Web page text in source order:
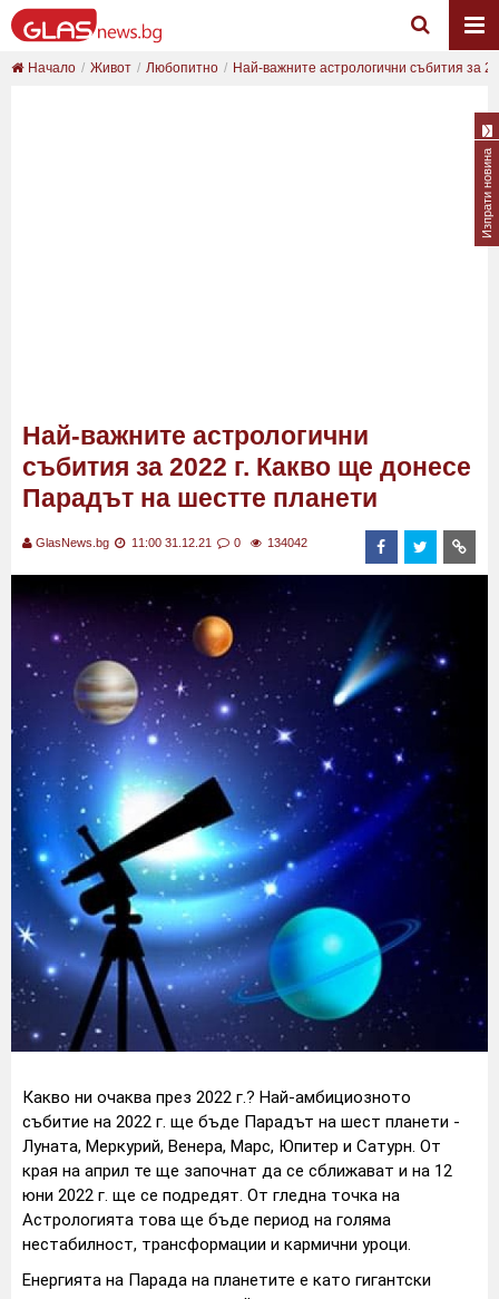
Начало Живот Любопитно Най-важните астрологични събития за
Най-важните астрологични
събития за 2022 г. Какво ще донесе
Парадът на шестте планети
GlasNews.bg 11:00 31.12.21 0 134042
Какво ни очаква през 2022 г.? Най-амбициозното
събитие на 2022 г. ще бъде Парадът на шест планети -
Луната, Меркурий, Венера, Марс, Юпитер и Сатурн. От
края на април те ще започнат да се сближават и на 12
юни 2022 г. ще се подредят. От гледна точка на
Астрологията това ще бъде период на голяма
нестабилност, трансформации и кармични уроци.
Енергията на Парада на планетите е като гигантски
Изпрати новина